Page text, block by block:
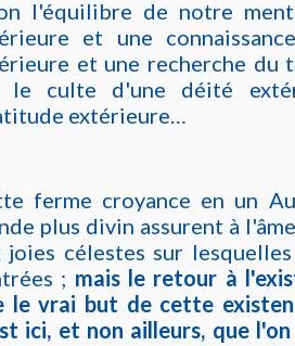
l'équilibre de notre
et une
et une recherche du
le culte d'une déité
extérieure…
ferme croyance en un
plus divin assurent à
joies célestes sur
; mais le retour à
le vrai but de cette
ici, et non ailleurs, que